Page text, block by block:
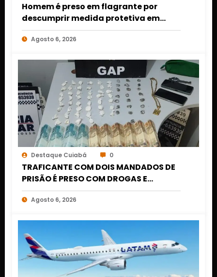
Homem é preso em flagrante por
descumprir medida protetiva em
Cuiabá após acionamento de botão
do pânico
Agosto 6, 2026
Destaque Cuiabá 0
TRAFICANTE COM DOIS MANDADOS DE
PRISÃO É PRESO COM DROGAS E
DINHEIRO NO 1º DE MARÇO EM CUIABÁ
Agosto 6, 2026